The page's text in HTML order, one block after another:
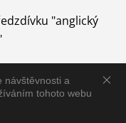
návštěvnosti a
tohoto webu
"anglický
neutralizací a